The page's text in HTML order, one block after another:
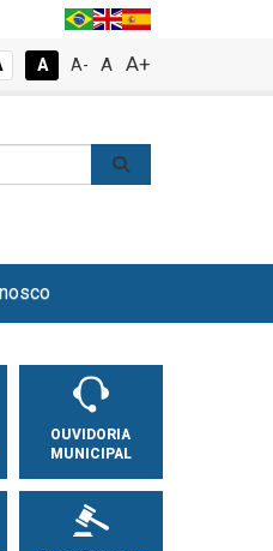
A A- A A+
OUVIDORIA
MUNICIPAL